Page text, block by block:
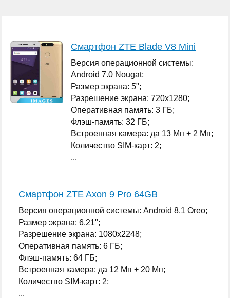
Смартфон ZTE Blade V8 Mini
Версия операционной системы:
Android 7.0 Nougat;
Размер экрана: 5";
Разрешение экрана: 720x1280;
Оперативная память: 3 ГБ;
Флэш-память: 32 ГБ;
Встроенная камера: да 13 Мп + 2 Мп;
Количество SIM-карт: 2;
...
Смартфон ZTE Axon 9 Pro 64GB
Версия операционной системы: Android 8.1 Oreo;
Размер экрана: 6.21";
Разрешение экрана: 1080x2248;
Оперативная память: 6 ГБ;
Флэш-память: 64 ГБ;
Встроенная камера: да 12 Мп + 20 Мп;
Количество SIM-карт: 2;
...